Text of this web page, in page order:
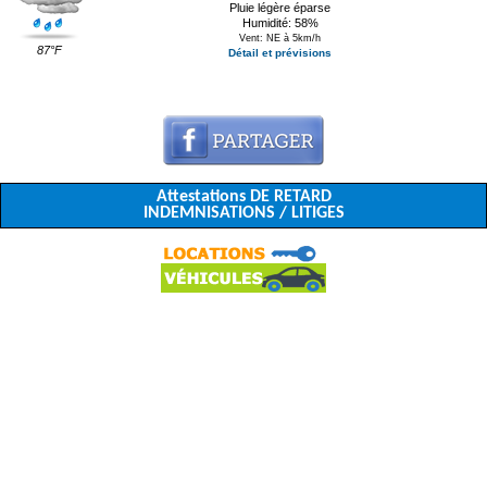
87°F
Pluie légère éparse
Humidité: 58%
Vent: NE à 5km/h
Détail et prévisions
Attestations DE RETARD
INDEMNISATIONS / LITIGES